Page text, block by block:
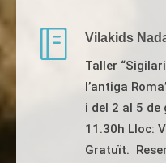
Vilakids
Taller
l’antiga
i del 2 al 5 de
11.30h Lloc:
Gratuït.